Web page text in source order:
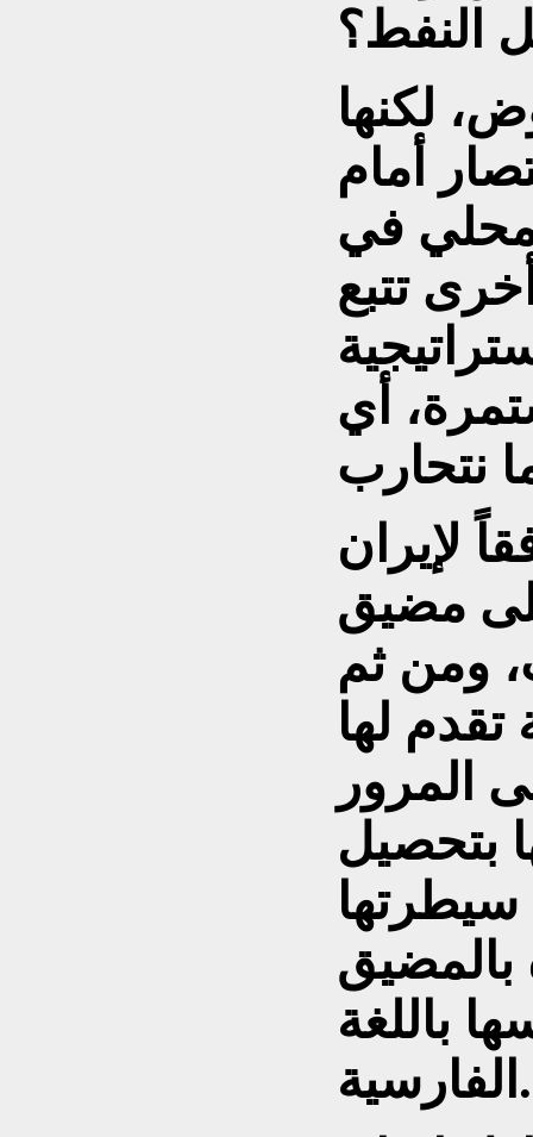
النفط؟
لكنها
أمام
في
تتبع
أي
لإيران
مضيق
ومن ثم
تقدم لها
المرور
بتحصيل
بالمضيق
باللغة
الفارسية.